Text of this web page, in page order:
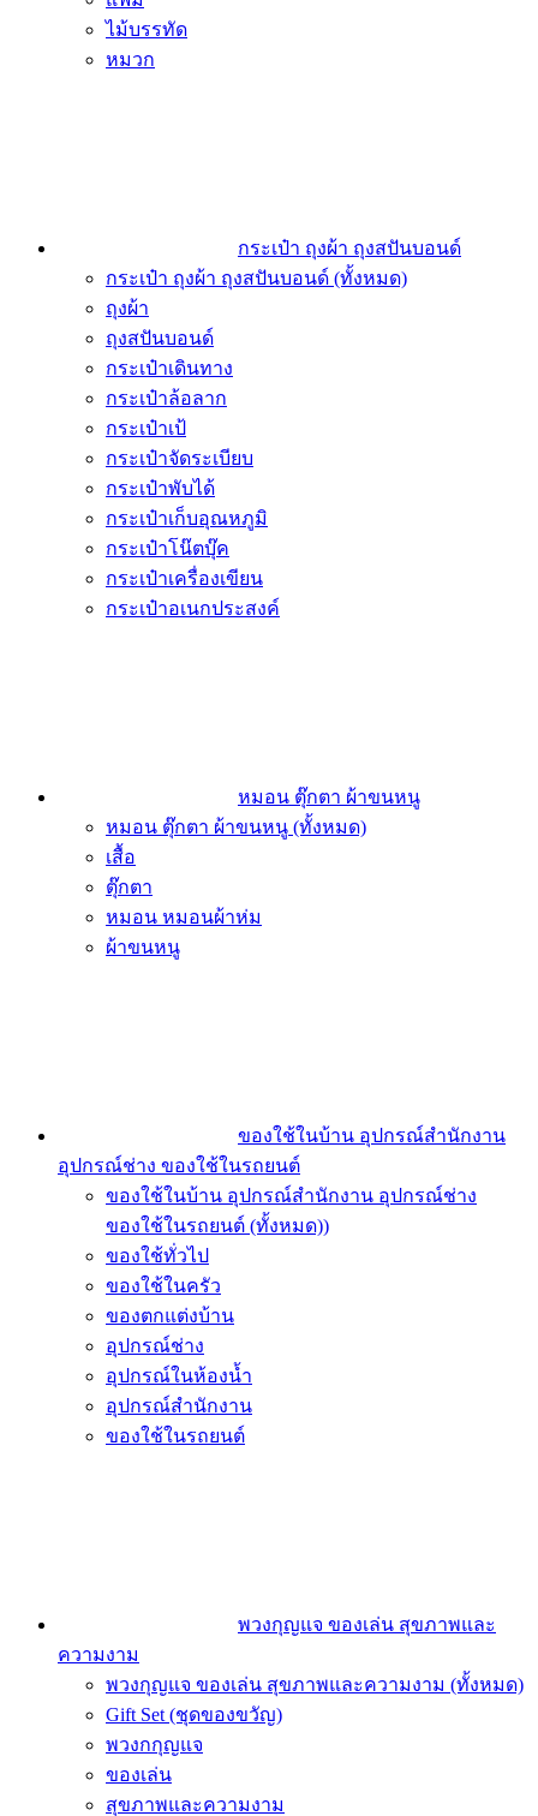
ไม้บรรทัด
หมวก
กระเป๋า ถุงผ้า ถุงสปันบอนด์
กระเป๋า ถุงผ้า ถุงสปันบอนด์ (ทั้งหมด)
ถุงผ้า
ถุงสปันบอนด์
กระเป๋าเดินทาง
กระเป๋าล้อลาก
กระเป๋าเป้
กระเป๋าจัดระเบียบ
กระเป๋าพับได้
กระเป๋าเก็บอุณหภูมิ
กระเป๋าโน๊ตบุ๊ค
กระเป๋าเครื่องเขียน
กระเป๋าอเนกประสงค์
หมอน ตุ๊กตา ผ้าขนหนู
หมอน ตุ๊กตา ผ้าขนหนู (ทั้งหมด)
เสื้อ
ตุ๊กตา
หมอน หมอนผ้าห่ม
ผ้าขนหนู
ของใช้ในบ้าน อุปกรณ์สำนักงาน
อุปกรณ์ช่าง ของใช้ในรถยนต์
ของใช้ในบ้าน อุปกรณ์สำนักงาน อุปกรณ์ช่าง
ของใช้ในรถยนต์ (ทั้งหมด))
ของใช้ทั่วไป
ของใช้ในครัว
ของตกแต่งบ้าน
อุปกรณ์ช่าง
อุปกรณ์ในห้องน้ำ
อุปกรณ์สำนักงาน
ของใช้ในรถยนต์
พวงกุญแจ ของเล่น สุขภาพและ
ความงาม
พวงกุญแจ ของเล่น สุขภาพและความงาม (ทั้งหมด)
Gift Set (ชุดของขวัญ)
พวงกกุญแจ
ของเล่น
สุขภาพและความงาม